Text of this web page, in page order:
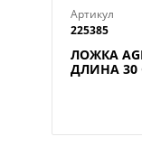
Артикул
225385
ЛОЖКА
ДЛИНА 30